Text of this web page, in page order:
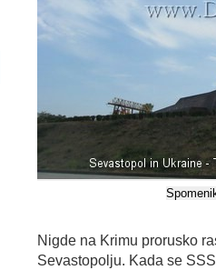
Nigde na Krimu prorusko
Sevastopolju. Kada se